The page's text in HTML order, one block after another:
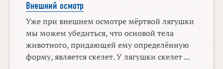
Внешний осмотр
Уже при внешнем осмотре мёртвой лягушки
мы можем убедиться, что основой тела
животного, придающей ему определённую
форму, является скелет. У лягушки скелет ...